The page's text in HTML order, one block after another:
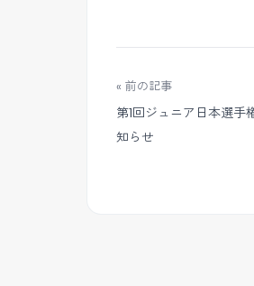
« 前の記事
第1回ジュニア日本選手
知らせ